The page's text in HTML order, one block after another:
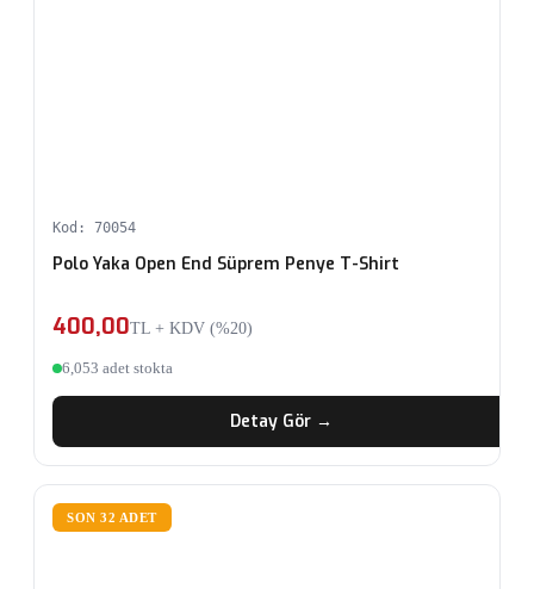
Kod: 70054
Polo Yaka Open End Süprem Penye T-Shirt
400,00TL + KDV (%20)
6,053 adet stokta
Detay Gör →
SON 32 ADET